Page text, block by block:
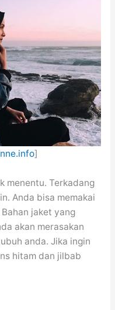
]
menentu. Terkadang
Anda bisa memakai
jaket yang
akan merasakan
anda. Jika ingin
hitam dan jilbab